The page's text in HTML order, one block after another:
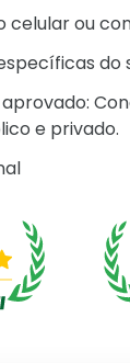
celular ou
do
C
e privado.